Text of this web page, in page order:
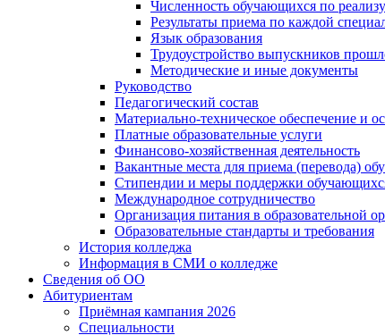
Численность обучающихся по
Результаты приема по каждой
Язык образования
Трудоустройство выпускников
Методические и иные документы
Руководство
Педагогический состав
Материально-техническое обеспечение и
Платные образовательные услуги
Финансово-хозяйственная деятельность
Вакантные места для приема (перевода)
Стипендии и меры поддержки
Международное сотрудничество
Организация питания в образовательной
Образовательные стандарты и требования
История колледжа
Информация в СМИ о колледже
Сведения об ОО
Абитуриентам
Приёмная кампания 2026
Специальности